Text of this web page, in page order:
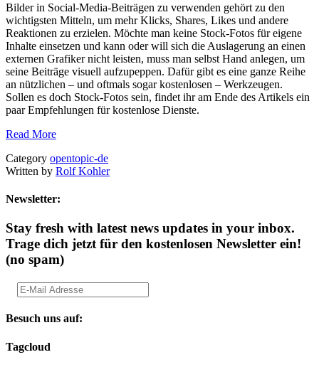
Bilder in Social-Media-Beiträgen zu verwenden gehört zu den
wichtigsten Mitteln, um mehr Klicks, Shares, Likes und andere
Reaktionen zu erzielen. Möchte man keine Stock-Fotos für eigene
Inhalte einsetzen und kann oder will sich die Auslagerung an einen
externen Grafiker nicht leisten, muss man selbst Hand anlegen, um
seine Beiträge visuell aufzupeppen. Dafür gibt es eine ganze Reihe
an nützlichen – und oftmals sogar kostenlosen – Werkzeugen.
Sollen es doch Stock-Fotos sein, findet ihr am Ende des Artikels ein
paar Empfehlungen für kostenlose Dienste.
Read More
Category opentopic-de
Written by Rolf Kohler
Newsletter:
Stay fresh with latest news updates in your inbox.
Trage dich jetzt für den kostenlosen Newsletter ein!
(no spam)
Besuch uns auf:
Tagcloud